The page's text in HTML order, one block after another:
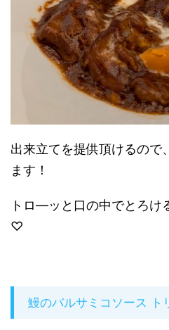
出来立てを提供頂けるので
ます！
トロ―ッと口の中でとろけ
♡
鰻のバルサミコソース ト